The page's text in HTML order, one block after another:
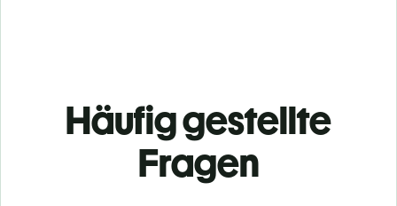
Häufig gestellte
Fragen